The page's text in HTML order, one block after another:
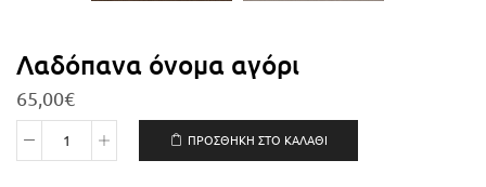
Λαδόπανα όνομα αγόρι
65,00€
ΠΡΟΣΘΉΚΗ ΣΤΟ ΚΑΛΆΘΙ